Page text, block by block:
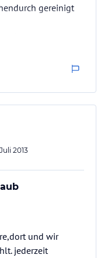
gereinigt
Personal.
und örtlichen
Wäsche
zum
2013
und wir
jederzeit